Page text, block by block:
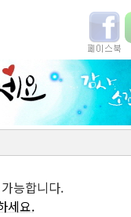
능합니다.
세요.